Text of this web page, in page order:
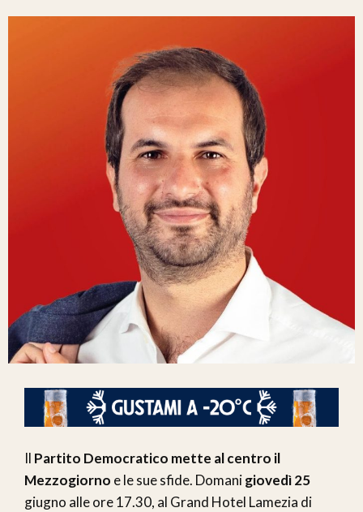
Il Partito Democratico mette al centro il
Mezzogiorno e le sue sfide. Domanigiovedì 25
giugno alle ore 17.30, al Grand Hotel Lamezia di